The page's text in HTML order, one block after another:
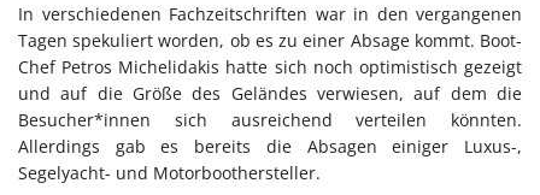
In verschiedenen Fachzeitschriften war in den vergangenen
Tagen spekuliert worden, ob es zu einer Absage kommt. Boot-
Chef Petros Michelidakis hatte sich noch optimistisch gezeigt
und auf die Größe des Geländes verwiesen, auf dem die
Besucher*innen sich ausreichend verteilen könnten.
Allerdings gab es bereits die Absagen einiger Luxus-,
Segelyacht- und Motorboothersteller.